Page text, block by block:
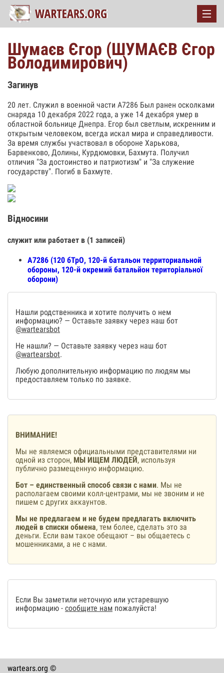
Шумаєв Єгор (ШУМАЄВ Єгор
Володимирович)
Загинув
20 лет. Служил в военной части А7286 Был ранен осколками
снаряда 10 декабря 2022 года, а уже 14 декабря умер в
областной больнице Днепра. Егор был светлым, искренним и
открытым человеком, всегда искал мира и справедливости.
За время службы участвовал в обороне Харькова,
Барвенково, Долины, Курдюмовки, Бахмута. Получил
отличия "За достоинство и патриотизм" и "За служение
государству". Погиб в Бахмуте.
Відносини
служит или работает в (1 записей)
А7286 (120 бТрО, 120-й батальон территориальной
обороны, 120-й окремий батальйон територіальної
оборони)
Нашли родственника и хотите получить о нем
информацию? — Оставьте заявку через наш бот
@wartearsbot
Не нашли? — Оставьте заявку через наш бот
@wartearsbot.
Любую дополнительную информацию по людям мы
предоставляем только по заявке.
ВНИМАНИЕ!
Мы не являемся официальными представителями ни
одной из сторон, МЫ ИЩЕМ ЛЮДЕЙ, используя
публично размещенную информацию.
Бот – единственный способ связи с нами. Мы не
располагаем своими колл-центрами, мы не звоним и не
пишем с других аккаунтов.
Мы не предлагаем и не будем предлагать включить
людей в списки обмена, тем более, сделать это за
деньги. Если вам такое обещают – вы общаетесь с
мошенниками, а не с нами.
Если Вы заметили неточную или устаревшую
информацию - сообщите нам пожалуйста!
wartears.org ©